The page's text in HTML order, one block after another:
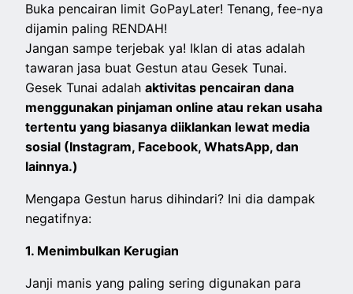
Buka pencairan limit GoPayLater! Tenang, fee-nya
dijamin paling RENDAH!
Jangan sampe terjebak ya! Iklan di atas adalah
tawaran jasa buat Gestun atau Gesek Tunai.
Gesek Tunai adalahaktivitas pencairan dana
menggunakan pinjaman online atau rekan usaha
tertentu yang biasanya diiklankan lewat media
sosial (Instagram, Facebook, WhatsApp, dan
lainnya.)
Mengapa Gestun harus dihindari? Ini dia dampak
negatifnya:
1. Menimbulkan Kerugian
Janji manis yang paling sering digunakan para